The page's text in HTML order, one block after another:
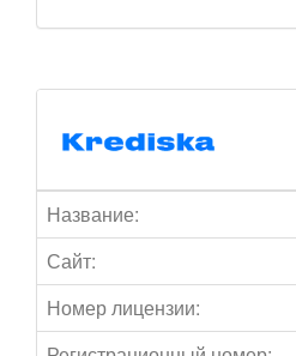
Название:
Сайт:
Номер лицензии: